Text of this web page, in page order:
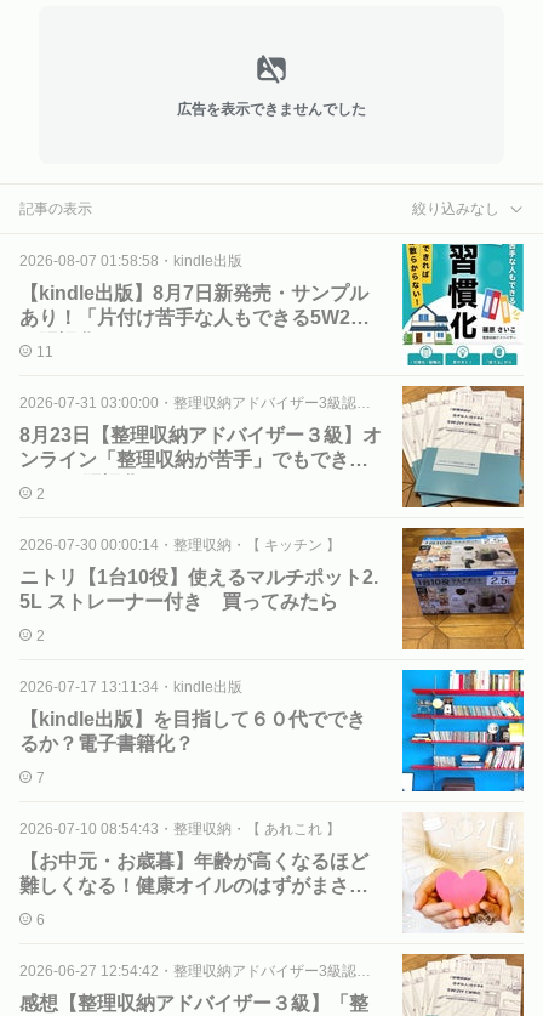
広告を表示できませんでした
記事の表示 絞り込みなし
2026-08-07 01:58:58 ・ kindle出版
【kindle出版】8月7日新発売・サンプル
あり！「片付け苦手な人もできる5W2H
で習慣化」
11
2026-07-31 03:00:00 ・ 整理収納アドバイザー3級認定講座
8月23日【整理収納アドバイザー３級】オ
ンライン「整理収納が苦手」でもできる5
W2Hで習慣化！
2
2026-07-30 00:00:14 ・ 整理収納・【 キッチン 】
ニトリ【1台10役】使えるマルチポット2.
5L ストレーナー付き 買ってみたら
2
2026-07-17 13:11:34 ・ kindle出版
【kindle出版】を目指して６０代ででき
るか？電子書籍化？
7
2026-07-10 08:54:43 ・ 整理収納・【 あれこれ 】
【お中元・お歳暮】年齢が高くなるほど
難しくなる！健康オイルのはずがまさか
の・・・
6
2026-06-27 12:54:42 ・ 整理収納アドバイザー3級認定講座
感想【整理収納アドバイザー３級】「整